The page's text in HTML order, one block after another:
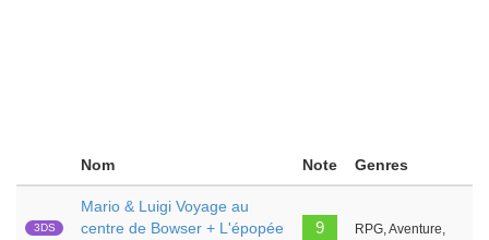
Nom Note Genres
3DS
Mario & Luigi Voyage au
centre de Bowser + L'épopée
9 RPG, Aventure,